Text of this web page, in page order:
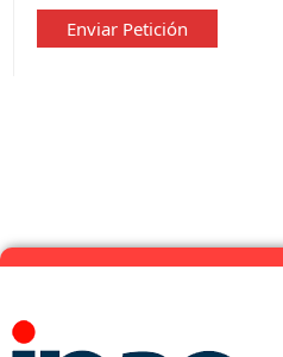
privacidad*
Enviar Petición